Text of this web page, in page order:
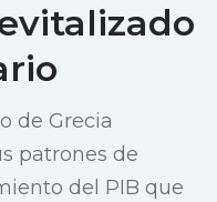
de Grecia
patrones de
del PIB que